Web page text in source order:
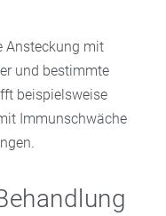
Ansteckung mit
und bestimmte
beispielsweise
Immunschwäche